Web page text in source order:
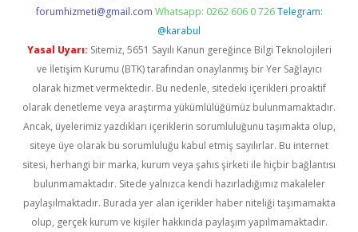
forumhizmeti@gmail.com Whatsapp: 0262 606 0 726 Telegram:
@karabul
Yasal Uyarı: Sitemiz, 5651 Sayılı Kanun gereğince Bilgi Teknolojileri
ve İletişim Kurumu (BTK) tarafından onaylanmış bir Yer Sağlayıcı
olarak hizmet vermektedir. Bu nedenle, sitedeki içerikleri proaktif
olarak denetleme veya araştırma yükümlülüğümüz bulunmamaktadır.
Ancak, üyelerimiz yazdıkları içeriklerin sorumluluğunu taşımakta olup,
siteye üye olarak bu sorumluluğu kabul etmiş sayılırlar. Bu internet
sitesi, herhangi bir marka, kurum veya şahıs şirketi ile hiçbir bağlantısı
bulunmamaktadır. Sitede yalnızca kendi hazırladığımız makaleler
paylaşılmaktadır. Burada yer alan içerikler haber niteliği taşımamakta
olup, gerçek kurum ve kişiler hakkında paylaşım yapılmamaktadır.